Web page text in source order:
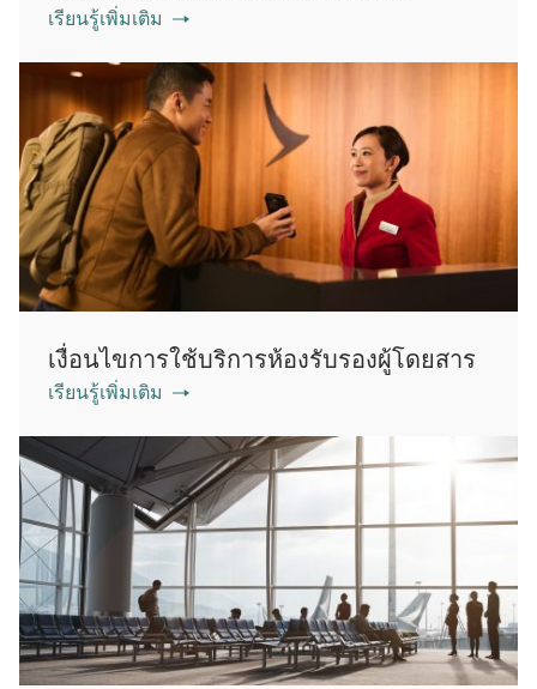
เรียนรู้เพิ่มเติม
เงื่อนไขการใช้บริการห้องรับรองผู้โดยสาร
เรียนรู้เพิ่มเติม